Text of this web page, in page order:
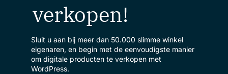
verkopen!
Sluit u aan bij meer dan 50.000 slimme winkel
eigenaren, en begin met de eenvoudigste manier
om digitale producten te verkopen met
WordPress.